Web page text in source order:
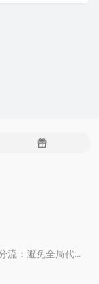
随
【知识总结】使用 OpenVPN 实现按需分流：避免全局代理泄露隐私